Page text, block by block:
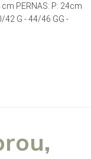
PERNAS: P: 24cm
42 G - 44/46 GG -